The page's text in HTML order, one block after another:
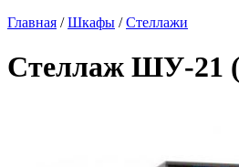
Главная / Шкафы / Стеллажи
Стеллаж ШУ-21